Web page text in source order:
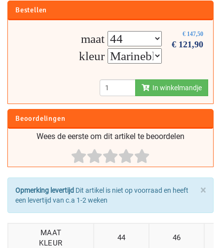
Bestellen
€ 147,50
€ 121,90
maat
kleur
In winkelmandje
Beoordelingen
Wees de eerste om dit artikel te beoordelen
×
Opmerking levertijd Dit artikel is niet op voorraad en heeft
een levertijd van c.a 1-2 weken
MAAT
KLEUR
44 46